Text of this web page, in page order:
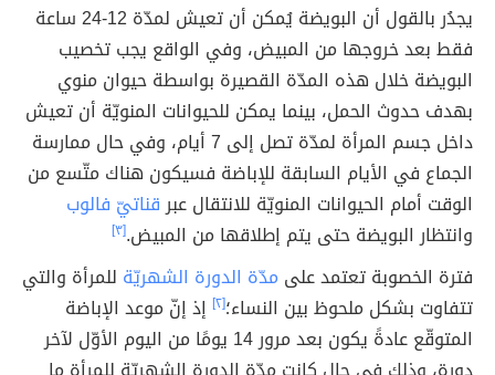
يجدُر بالقول أن البويضة يُمكن أن تعيش لمدّة 12-24 ساعة
فقط بعد خروجها من المبيض، وفي الواقع يجب تخصيب
البويضة خلال هذه المدّة القصيرة بواسطة حيوان منوي
بهدف حدوث الحمل، بينما يمكن للحيوانات المنويّة أن تعيش
داخل جسم المرأة لمدّة تصل إلى 7 أيام، وفي حال ممارسة
الجماع في الأيام السابقة للإباضة فسيكون هناك متّسع من
الوقت أمام الحيوانات المنويّة للانتقال عبرقناتيّ فالوب
وانتظار البويضة حتى يتم إطلاقها من المبيض.[٣]
فترة الخصوبة تعتمد على مدّة الدورة الشهريّة للمرأة والتي
تتفاوت بشكل ملحوظ بين النساء؛[٢]
إذ إنّ موعد الإباضة
المتوقّع عادةً يكون بعد مرور 14 يومًا من اليوم الأوّل لآخر